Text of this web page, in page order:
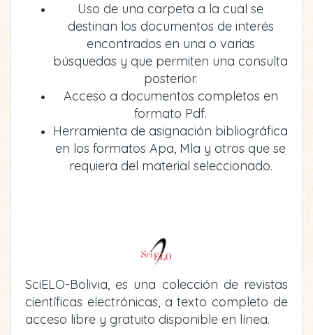
Uso de una carpeta a la cual se
destinan los documentos de interés
encontrados en una o varias
búsquedas y que permiten una consulta
posterior.
Acceso a documentos completos en
formato Pdf.
Herramienta de asignación bibliográfica
en los formatos Apa, Mla y otros que se
requiera del material seleccionado.
SciELO-Bolivia, es una colección de revistas
científicas electrónicas, a texto completo de
acceso libre y gratuito disponible en línea.